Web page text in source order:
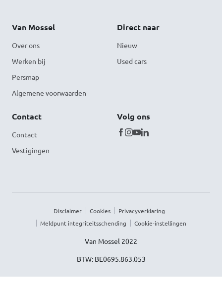
Van Mossel
Over ons
Werken bij
Persmap
Algemene voorwaarden
Direct naar
Nieuw
Used cars
Contact
Contact
Vestigingen
Volg ons
Disclaimer Cookies
Privacyverklaring
Meldpunt integriteitsschending
Cookie-instellingen
Van Mossel 2022
BTW: BE0695.863.053